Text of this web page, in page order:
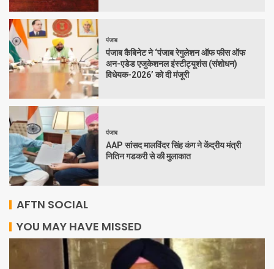
पंजाब
पंजाब कैबिनेट ने ‘पंजाब रेगुलेशन ऑफ फीस ऑफ
अन-एडेड एजुकेशनल इंस्टीट्यूशंस (संशोधन)
विधेयक-2026’ को दी मंजूरी
पंजाब
AAP सांसद मालविंदर सिंह कंग ने केंद्रीय मंत्री
नितिन गडकरी से की मुलाकात
AFTN SOCIAL
YOU MAY HAVE MISSED